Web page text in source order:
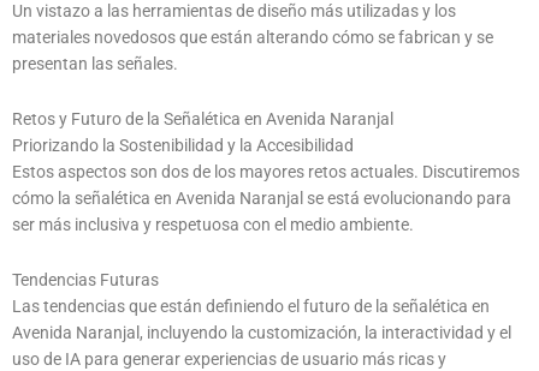
Un vistazo a las herramientas de diseño más utilizadas y los
materiales novedosos que están alterando cómo se fabrican y se
presentan las señales.
Retos y Futuro de la Señalética en Avenida Naranjal
Priorizando la Sostenibilidad y la Accesibilidad
Estos aspectos son dos de los mayores retos actuales. Discutiremos
cómo la señalética en Avenida Naranjal se está evolucionando para
ser más inclusiva y respetuosa con el medio ambiente.
Tendencias Futuras
Las tendencias que están definiendo el futuro de la señalética en
Avenida Naranjal, incluyendo la customización, la interactividad y el
uso de IA para generar experiencias de usuario más ricas y